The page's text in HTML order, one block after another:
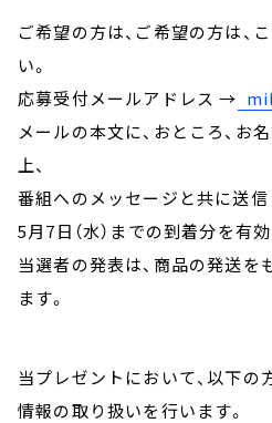
ご希望の方は、ご希望の方は、
い。
応募受付メールアドレス →
メールの本文に、おところ、お
上、
番組へのメッセージと共に送信
5月7日（水）までの到着分を有効
当選者の発表は、商品の発送を
ます。
当プレゼントにおいて、以下
情報の取り扱いを行います。